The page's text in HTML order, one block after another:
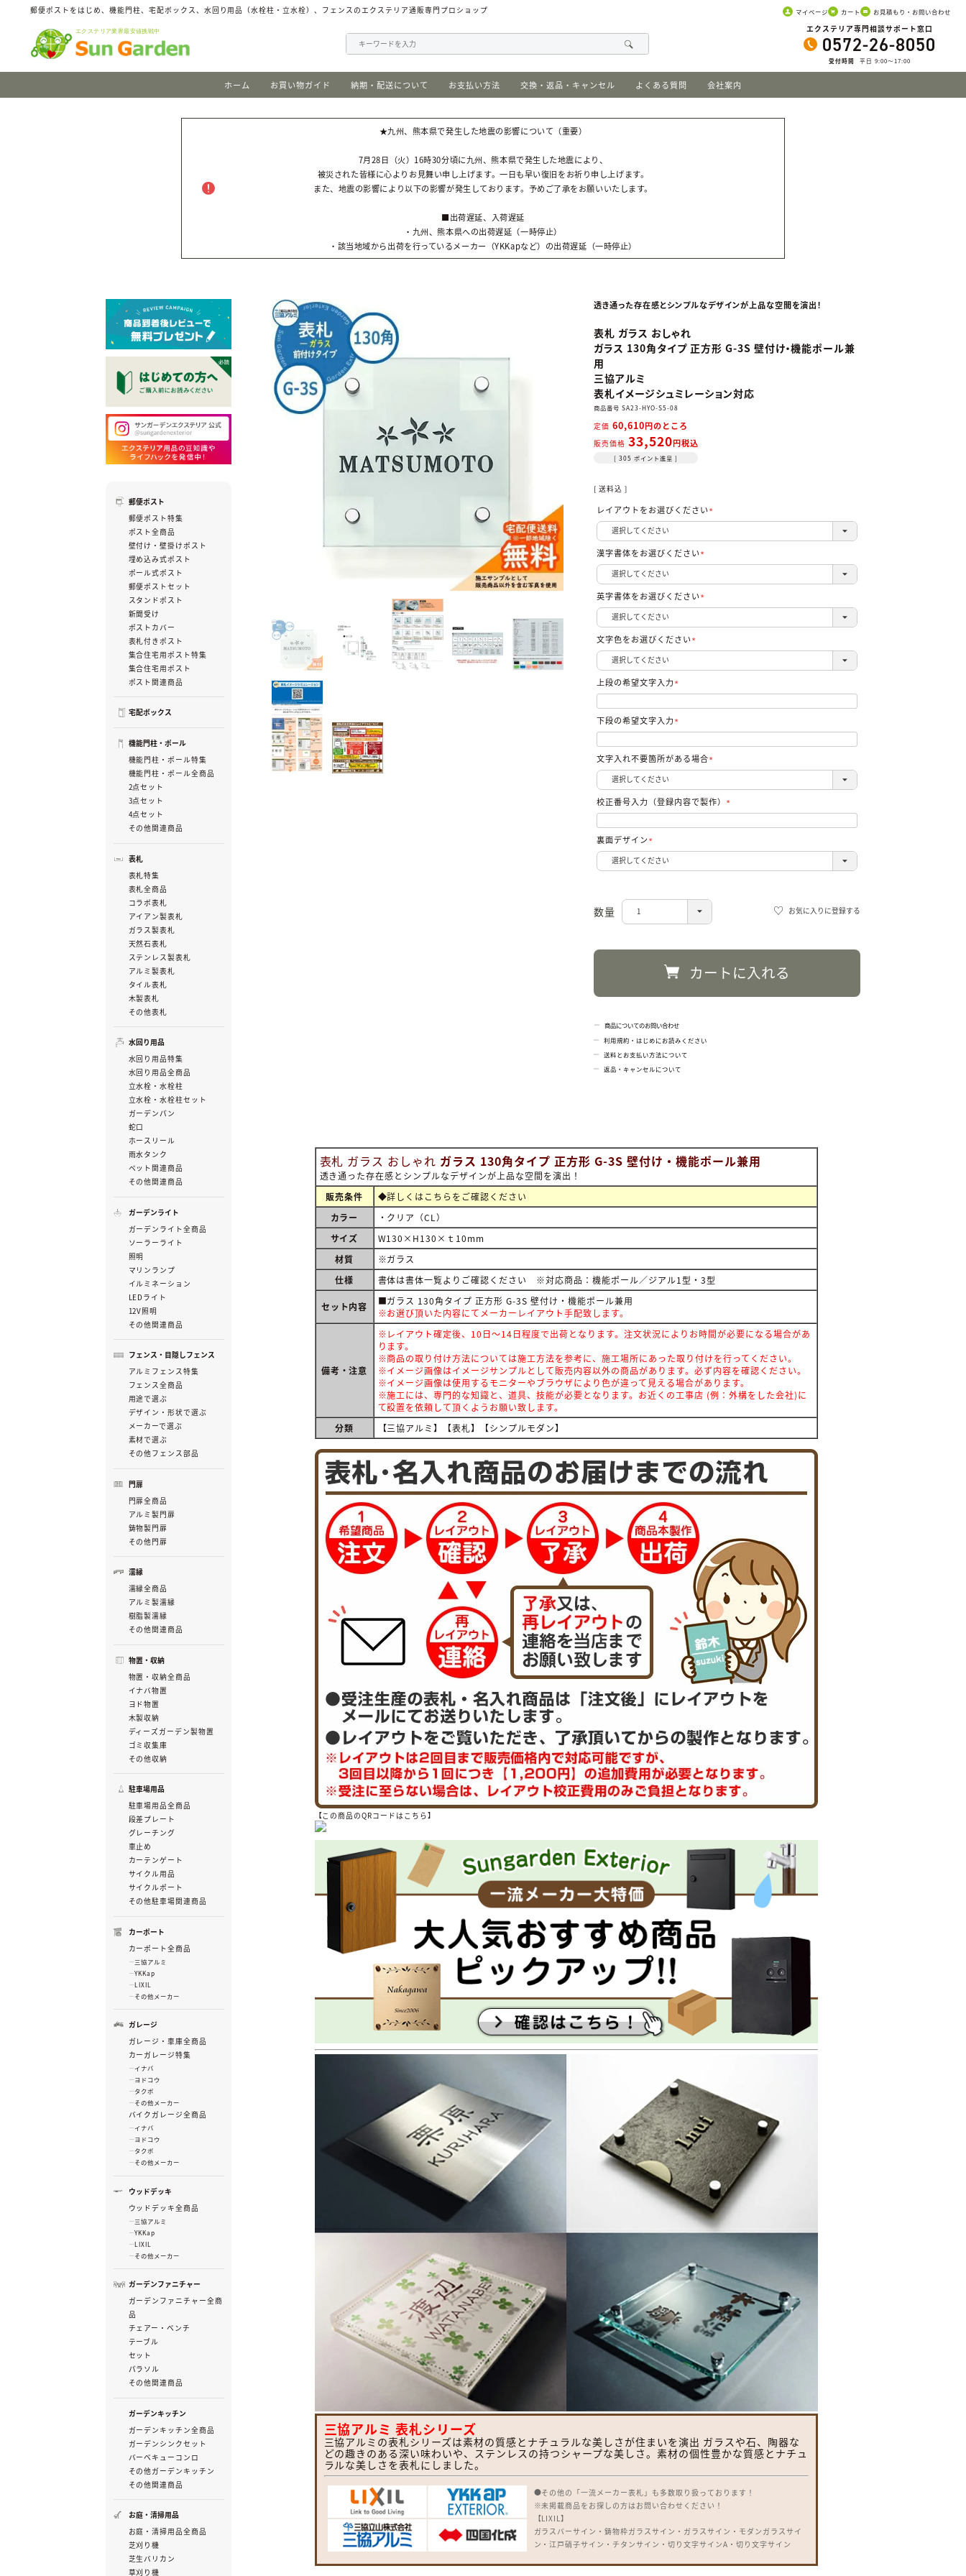
郵便ポストをはじめ、機能門柱、宅配ボックス、水回り用品（水栓柱・立水栓）、フェンスのエクステリア通販専門プロショップ マイページ カート お見積もり・お問い合わせ
エクステリア専門相談サポート窓口
0572-26-8050
受付時間 平日 9:00〜17:00
ホーム お買い物ガイド 納期・配送について お支払い方法 交換・返品・キャンセル よくある質問 会社案内
★九州、熊本県で発生した地震の影響について（重要）
7月28日（火）16時30分頃に九州、熊本県で発生した地震により、
被災された皆様に心よりお見舞い申し上げます。一日も早い復旧をお祈り申し上げます。
また、地震の影響により以下の影響が発生しております。予めご了承をお願いいたします。
■出荷遅延、入荷遅延
・九州、熊本県への出荷遅延（一時停止）
・該当地域から出荷を行っているメーカー（YKKapなど）の出荷遅延（一時停止）
透き通った存在感とシンプルなデザインが上品な空間を演出！
表札 ガラス おしゃれ
ガラス 130角タイプ 正方形 G-3S 壁付け・機能ポール兼
用
三協アルミ
表札イメージシュミレーション対応
商品番号 SA23-HYO-S5-08
定価 60,610 のところ
販売価格 33,520 税込
[ 305 ポイント進呈 ]
送料込
レイアウトをお選びください
(必
漢字書体をお選びください
(必
英字書体をお選びください
(必
文字色をお選びください
(必
上段の希望文字入力
(必
須)
下段の希望文字入力
(必
須)
文字入れ不要箇所がある場合
(必
校正番号入力（登録内容で製作）
(必
須)
裏面デザイン
(必
須)
お気に入りに登録する
カートに入れる
商品についてのお問い合わせ
利用規約・はじめにお読みください
送料とお支払い方法について
返品・キャンセルについて
表札 ガラス おしゃれ ガラス 130角タイプ 正方形 G-3S 壁付け・機能ポール兼用
透き通った存在感とシンプルなデザインが上品な空間を演出！
販売条件
◆詳しくはこちらをご確認ください
カラー
・クリア（CL）
サイズ
W130×H130×ｔ10mm
材質
※ガラス
仕様
書体は書体一覧よりご確認ください ※対応商品：機能ポール／ジアル1型・3型
セット内容
■ガラス 130角タイプ 正方形 G-3S 壁付け・機能ポール兼用
※お選び頂いた内容にてメーカーレイアウト手配致します。
備考・注意
※レイアウト確定後、10日～14日程度で出荷となります。注文状況によりお時間が必要になる場合があ
ります。
※商品の取り付け方法については施工方法を参考に、施工場所にあった取り付けを行ってください。
※イメージ画像はイメージサンプルとして販売内容以外の商品があります。必ず内容を確認ください。
※イメージ画像は使用するモニターやブラウザにより色が違って見える場合があります。
※施工には、専門的な知識と、道具、技能が必要となります。お近くの工事店 (例：外構をした会社)に
て設置を依頼して頂くようお願い致します。
分類
【三協アルミ】【表札】【シンプルモダン】
【この商品のQRコードはこちら】
三協アルミ 表札シリーズ
三協アルミの表札シリーズは素材の質感とナチュラルな美しさが住まいを演出 ガラスや石、陶器な
どの趣きのある深い味わいや、ステンレスの持つシャープな美しさ。素材の個性豊かな質感とナチュ
ラルな美しさを表札にしました。
●その他の「一流メーカー表札」も多数取り扱っております！
※未掲載商品をお探しの方はお問い合わせください！
【LIXIL】
ガラスバーサイン・鋳物枠ガラスサイン・ガラスサイン・モダンガラスサイ
ン・江戸硝子サイン・チタンサイン・切り文字サインA・切り文字サイン
郵便ポスト
郵便ポスト特集
ポスト全商品
壁付け・壁掛けポスト
埋め込み式ポスト
ポール式ポスト
郵便ポストセット
スタンドポスト
新聞受け
ポストカバー
表札付きポスト
集合住宅用ポスト特集
集合住宅用ポスト
ポスト関連商品
宅配ボックス
機能門柱・ポール
機能門柱・ポール特集
機能門柱・ポール全商品
2点セット
3点セット
4点セット
その他関連商品
表札
表札特集
表札全商品
コラボ表札
アイアン製表札
ガラス製表札
天然石表札
ステンレス製表札
アルミ製表札
タイル表札
木製表札
その他表札
水回り用品
水回り用品特集
水回り用品全商品
立水栓・水栓柱
立水栓・水栓柱セット
ガーデンパン
蛇口
ホースリール
雨水タンク
ペット関連商品
その他関連商品
ガーデンライト
ガーデンライト全商品
ソーラーライト
照明
マリンランプ
イルミネーション
LEDライト
12V照明
その他関連商品
フェンス・目隠しフェンス
アルミフェンス特集
フェンス全商品
用途で選ぶ
デザイン・形状で選ぶ
メーカーで選ぶ
素材で選ぶ
その他フェンス部品
門扉
門扉全商品
アルミ製門扉
鋳物製門扉
その他門扉
濡縁
濡縁全商品
アルミ製濡縁
樹脂製濡縁
その他関連商品
物置・収納
物置・収納全商品
イナバ物置
ヨド物置
木製収納
ディーズガーデン製物置
ゴミ収集庫
その他収納
駐車場用品
駐車場用品全商品
段差プレート
グレーチング
車止め
カーテンゲート
サイクル用品
サイクルポート
その他駐車場関連商品
カーポート
カーポート全商品
三協アルミ
YKKap
LIXIL
その他メーカー
ガレージ
ガレージ・車庫全商品
カーガレージ特集
イナバ
ヨドコウ
タクボ
その他メーカー
バイクガレージ全商品
イナバ
ヨドコウ
タクボ
その他メーカー
ウッドデッキ
ウッドデッキ全商品
三協アルミ
YKKap
LIXIL
その他メーカー
ガーデンファニチャー
ガーデンファニチャー全商
品
チェアー・ベンチ
テーブル
セット
パラソル
その他関連商品
ガーデンキッチン
ガーデンキッチン全商品
ガーデンシンクセット
バーベキューコンロ
その他ガーデンキッチン
その他関連商品
お庭・清掃用品
お庭・清掃用品全商品
芝刈り機
芝生バリカン
草刈り機